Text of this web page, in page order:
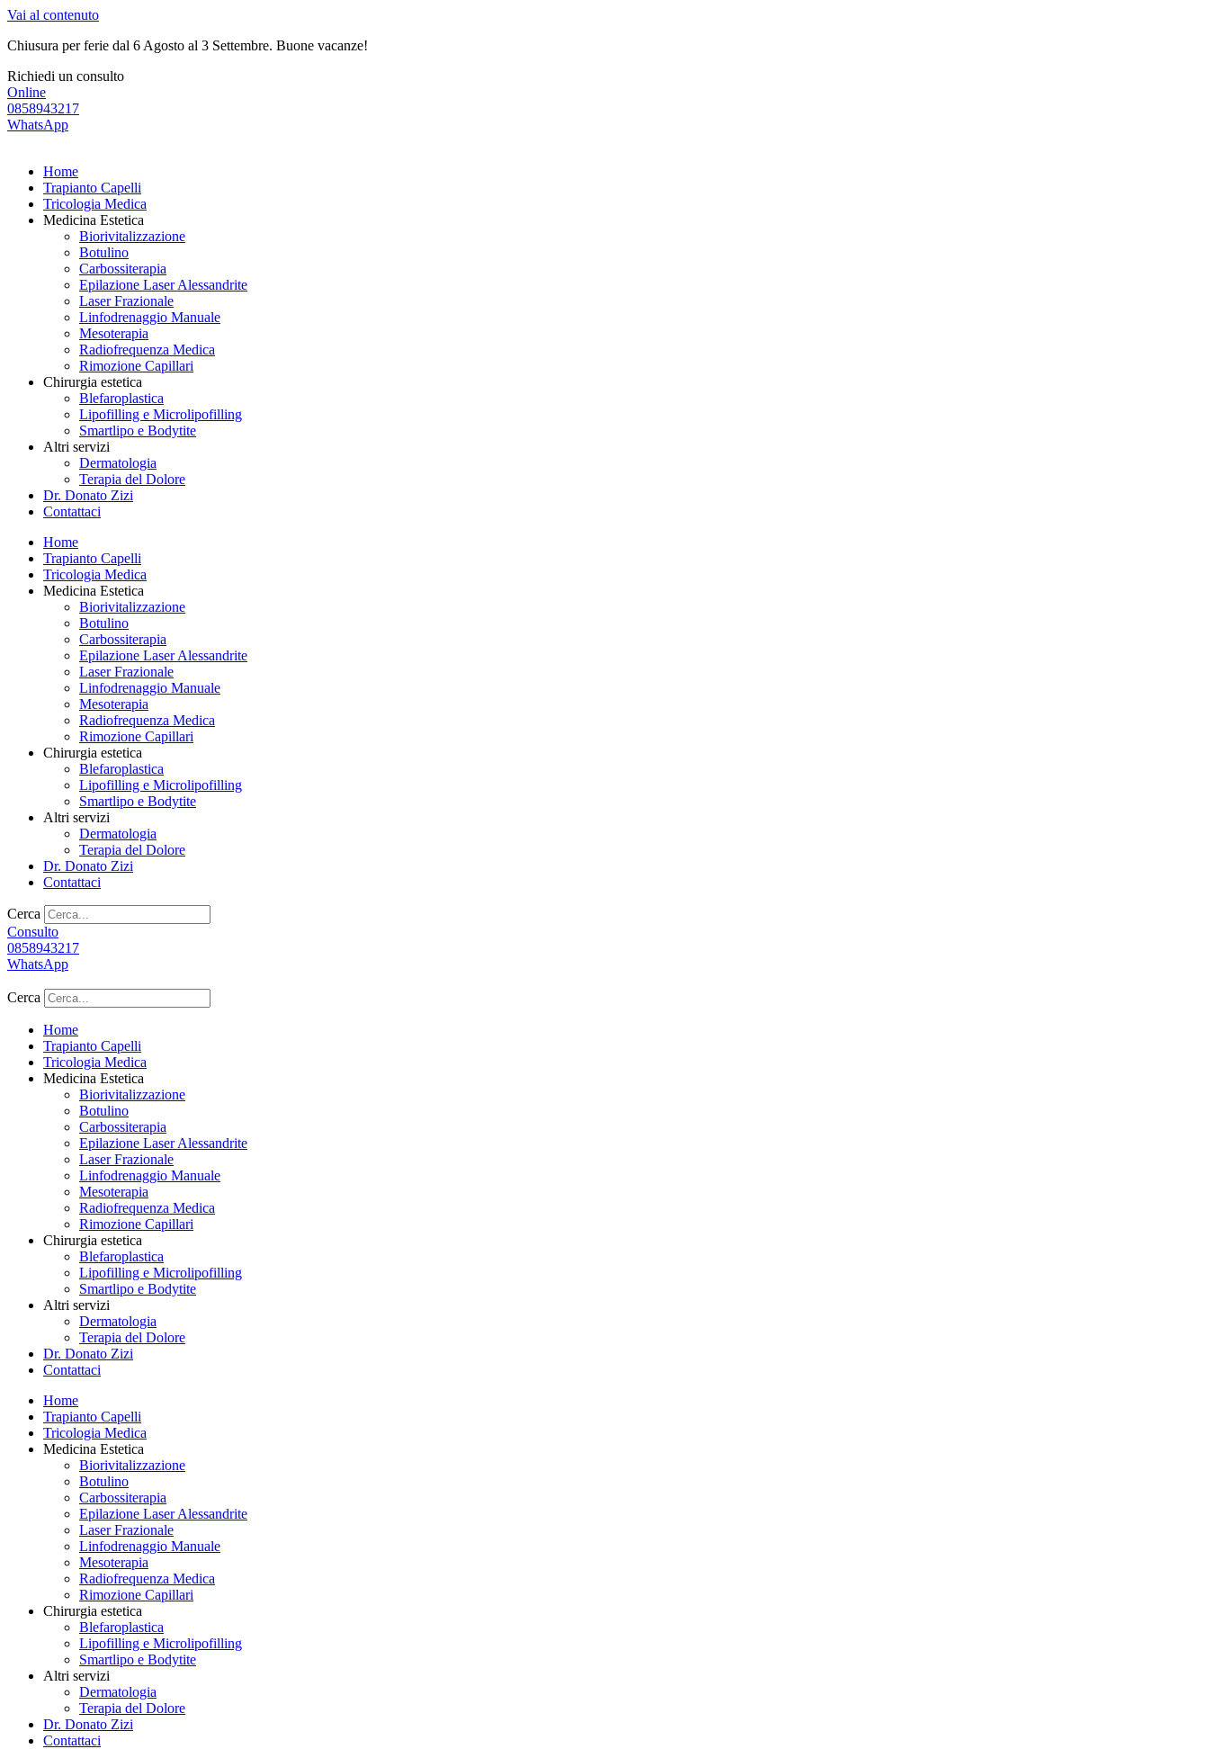
Vai al contenuto
Chiusura per ferie dal 6 Agosto al 3 Settembre. Buone vacanze!
Richiedi un consulto
Online
0858943217
WhatsApp
Home
Trapianto Capelli
Tricologia Medica
Medicina Estetica
Biorivitalizzazione
Botulino
Carbossiterapia
Epilazione Laser Alessandrite
Laser Frazionale
Linfodrenaggio Manuale
Mesoterapia
Radiofrequenza Medica
Rimozione Capillari
Chirurgia estetica
Blefaroplastica
Lipofilling e Microlipofilling
Smartlipo e Bodytite
Altri servizi
Dermatologia
Terapia del Dolore
Dr. Donato Zizi
Contattaci
Home
Trapianto Capelli
Tricologia Medica
Medicina Estetica
Biorivitalizzazione
Botulino
Carbossiterapia
Epilazione Laser Alessandrite
Laser Frazionale
Linfodrenaggio Manuale
Mesoterapia
Radiofrequenza Medica
Rimozione Capillari
Chirurgia estetica
Blefaroplastica
Lipofilling e Microlipofilling
Smartlipo e Bodytite
Altri servizi
Dermatologia
Terapia del Dolore
Dr. Donato Zizi
Contattaci
Cerca
Consulto
0858943217
WhatsApp
Cerca
Home
Trapianto Capelli
Tricologia Medica
Medicina Estetica
Biorivitalizzazione
Botulino
Carbossiterapia
Epilazione Laser Alessandrite
Laser Frazionale
Linfodrenaggio Manuale
Mesoterapia
Radiofrequenza Medica
Rimozione Capillari
Chirurgia estetica
Blefaroplastica
Lipofilling e Microlipofilling
Smartlipo e Bodytite
Altri servizi
Dermatologia
Terapia del Dolore
Dr. Donato Zizi
Contattaci
Home
Trapianto Capelli
Tricologia Medica
Medicina Estetica
Biorivitalizzazione
Botulino
Carbossiterapia
Epilazione Laser Alessandrite
Laser Frazionale
Linfodrenaggio Manuale
Mesoterapia
Radiofrequenza Medica
Rimozione Capillari
Chirurgia estetica
Blefaroplastica
Lipofilling e Microlipofilling
Smartlipo e Bodytite
Altri servizi
Dermatologia
Terapia del Dolore
Dr. Donato Zizi
Contattaci